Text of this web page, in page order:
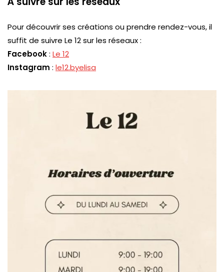
Pour découvrir ses créations ou prendre rendez-vous, il
suffit de suivre Le 12sur les réseaux :
Facebook: Le 12
Instagram : le12.byelisa